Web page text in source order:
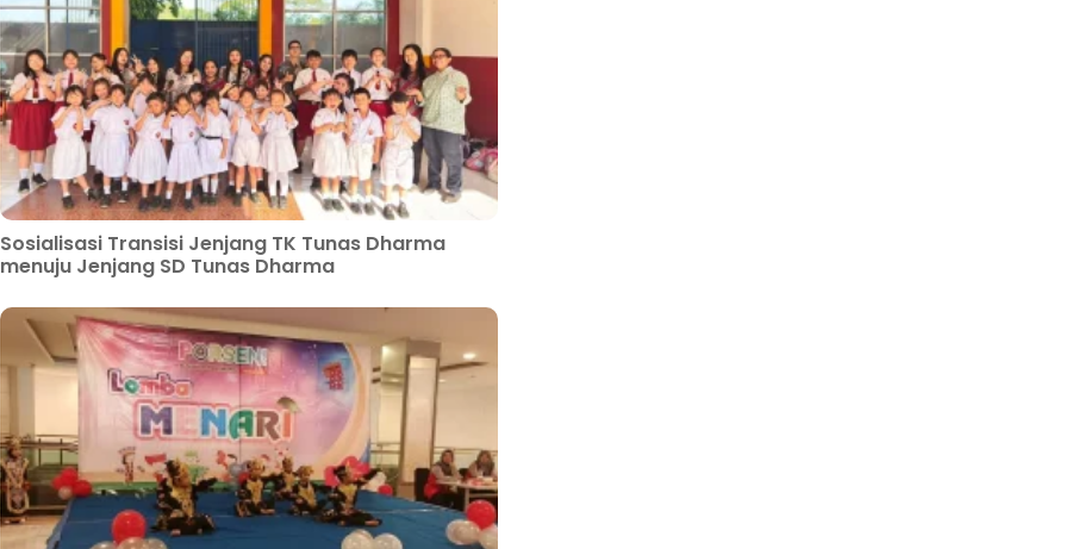
Sosialisasi Transisi Jenjang TK Tunas Dharma
menuju Jenjang SD Tunas Dharma